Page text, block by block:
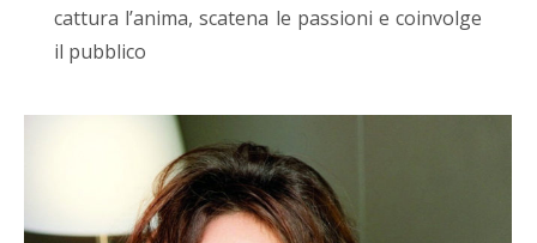
cattura l’anima, scatena le passioni e coinvolge
il pubblico